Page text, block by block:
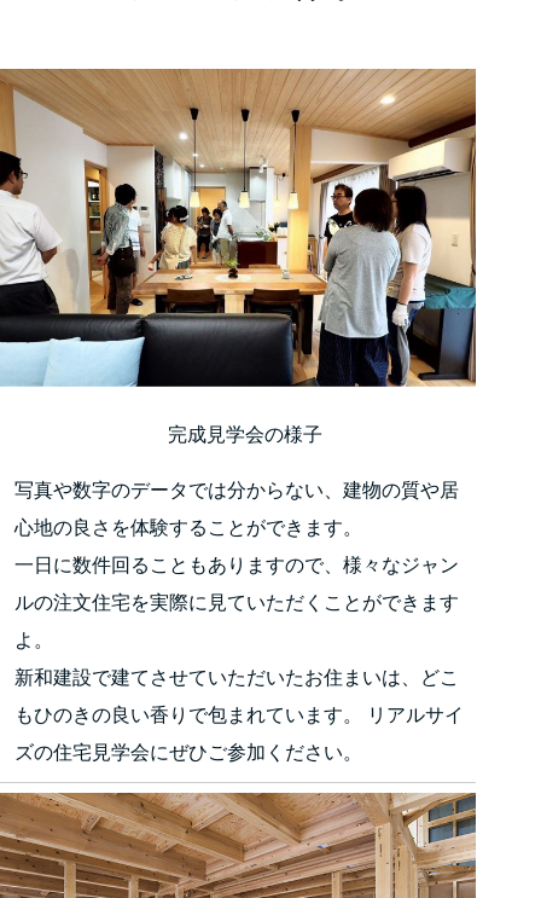
完成見学会の様子
写真や数字のデータでは分からない、建物の質や居
心地の良さを体験することができます。
一日に数件回ることもありますので、様々なジャン
ルの注文住宅を実際に見ていただくことができます
よ。
新和建設で建てさせていただいたお住まいは、どこ
もひのきの良い香りで包まれています。 リアルサイ
ズの住宅見学会にぜひご参加ください。